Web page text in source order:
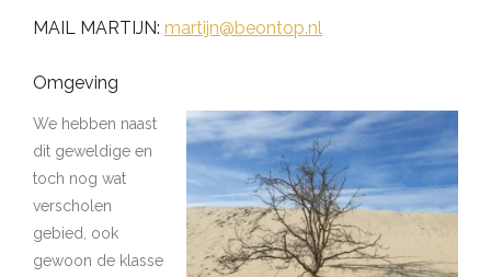
MAIL MARTIJN: martijn@beontop.nl
Omgeving
We hebben naast
dit geweldige en
toch nog wat
verscholen
gebied, ook
gewoon de klasse